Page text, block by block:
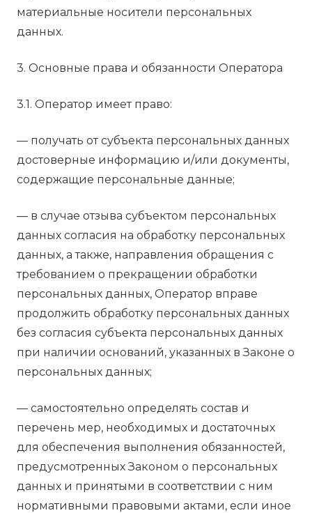
материальные носители персональных
данных.
3. Основные права и обязанности Оператора
3.1. Оператор имеет право:
— получать от субъекта персональных данных
достоверные информацию и/или документы,
содержащие персональные данные;
— в случае отзыва субъектом персональных
данных согласия на обработку персональных
данных, а также, направления обращения с
требованием о прекращении обработки
персональных данных, Оператор вправе
продолжить обработку персональных данных
без согласия субъекта персональных данных
при наличии оснований, указанных в Законе о
персональных данных;
— самостоятельно определять состав и
перечень мер, необходимых и достаточных
для обеспечения выполнения обязанностей,
предусмотренных Законом о персональных
данных и принятыми в соответствии с ним
нормативными правовыми актами, если иное